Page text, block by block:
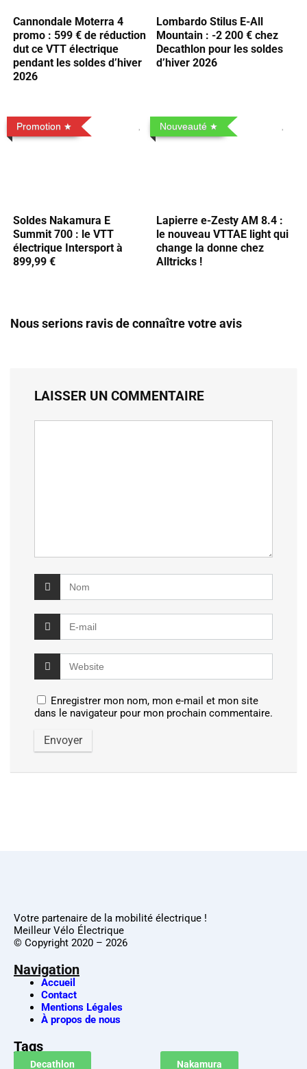
Cannondale Moterra 4
promo : 599 € de réduction
dut ce VTT électrique
pendant les soldes d’hiver
2026
Lombardo Stilus E-All
Mountain : -2 200 € chez
Decathlon pour les soldes
d’hiver 2026
Promotion
Soldes Nakamura E
Summit 700 : le VTT
électrique Intersport à
899,99 €
Nouveauté
Lapierre e-Zesty AM 8.4 :
le nouveau VTTAE light qui
change la donne chez
Alltricks !
Nous serions ravis de connaître votre avis
LAISSER UN COMMENTAIRE
Enregistrer mon nom, mon e-mail et mon site
dans le navigateur pour mon prochain commentaire.
Votre partenaire de la mobilité électrique !
Meilleur Vélo Électrique
© Copyright 2020 – 2026
Navigation
Accueil
Contact
Mentions Légales
À propos de nous
Tags
Decathlon Nakamura